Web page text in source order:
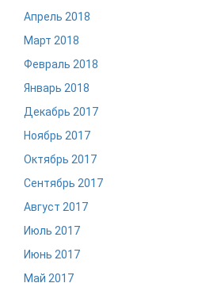
Апрель 2018
Март 2018
Февраль 2018
Январь 2018
Декабрь 2017
Ноябрь 2017
Октябрь 2017
Сентябрь 2017
Август 2017
Июль 2017
Июнь 2017
Май 2017